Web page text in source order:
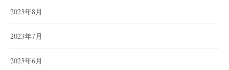
2023年8月
2023年7月
2023年6月